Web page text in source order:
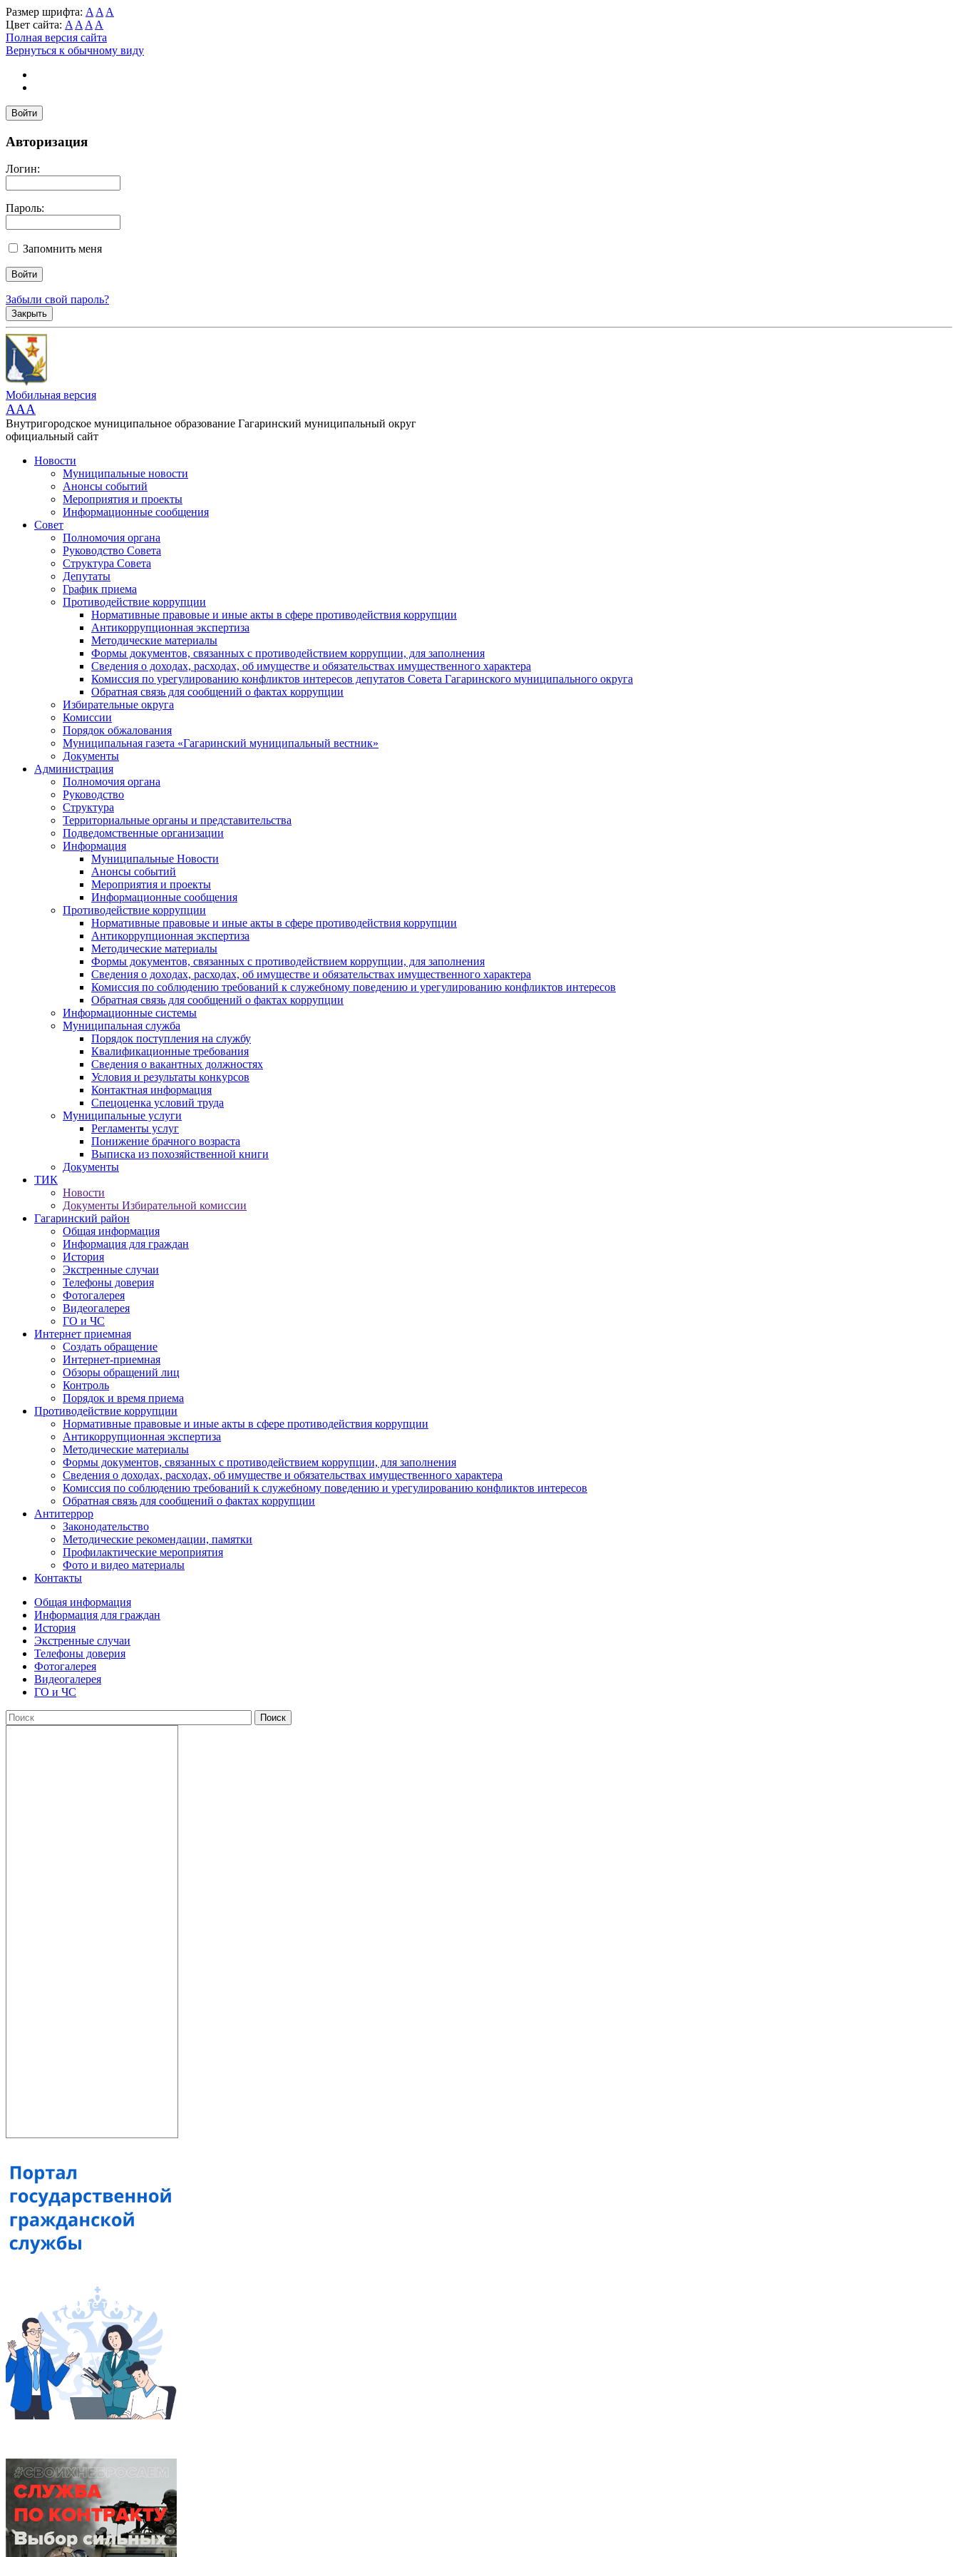
Размер шрифта: A A A
Цвет сайта: A A A A
Полная версия сайта
Вернуться к обычному виду
Войти
Авторизация
Логин:
Пароль:
Запомнить меня
Забыли свой пароль?
Закрыть
Мобильная версия
AAA
Внутригородское муниципальное образование Гагаринский муниципальный округ
официальный сайт
Новости
Муниципальные новости
Анонсы событий
Мероприятия и проекты
Информационные сообщения
Совет
Полномочия органа
Руководство Совета
Структура Совета
Депутаты
График приема
Противодействие коррупции
Нормативные правовые и иные акты в сфере противодействия коррупции
Антикоррупционная экспертиза
Методические материалы
Формы документов, связанных с противодействием коррупции, для заполнения
Сведения о доходах, расходах, об имуществе и обязательствах имущественного характера
Комиссия по урегулированию конфликтов интересов депутатов Совета Гагаринского муниципального округа
Обратная связь для сообщений о фактах коррупции
Избирательные округа
Комиссии
Порядок обжалования
Муниципальная газета «Гагаринский муниципальный вестник»
Документы
Администрация
Полномочия органа
Руководство
Структура
Территориальные органы и представительства
Подведомственные организации
Информация
Муниципальные Новости
Анонсы событий
Мероприятия и проекты
Информационные сообщения
Противодействие коррупции
Нормативные правовые и иные акты в сфере противодействия коррупции
Антикоррупционная экспертиза
Методические материалы
Формы документов, связанных с противодействием коррупции, для заполнения
Сведения о доходах, расходах, об имуществе и обязательствах имущественного характера
Комиссия по соблюдению требований к служебному поведению и урегулированию конфликтов интересов
Обратная связь для сообщений о фактах коррупции
Информационные системы
Муниципальная служба
Порядок поступления на службу
Квалификационные требования
Сведения о вакантных должностях
Условия и результаты конкурсов
Контактная информация
Спецоценка условий труда
Муниципальные услуги
Регламенты услуг
Понижение брачного возраста
Выписка из похозяйственной книги
Документы
ТИК
Новости
Документы Избирательной комиссии
Гагаринский район
Общая информация
Информация для граждан
История
Экстренные случаи
Телефоны доверия
Фотогалерея
Видеогалерея
ГО и ЧС
Интернет приемная
Создать обращение
Интернет-приемная
Обзоры обращений лиц
Контроль
Порядок и время приема
Противодействие коррупции
Нормативные правовые и иные акты в сфере противодействия коррупции
Антикоррупционная экспертиза
Методические материалы
Формы документов, связанных с противодействием коррупции, для заполнения
Сведения о доходах, расходах, об имуществе и обязательствах имущественного характера
Комиссия по соблюдению требований к служебному поведению и урегулированию конфликтов интересов
Обратная связь для сообщений о фактах коррупции
Антитеррор
Законодательство
Методические рекомендации, памятки
Профилактические мероприятия
Фото и видео материалы
Контакты
Общая информация
Информация для граждан
История
Экстренные случаи
Телефоны доверия
Фотогалерея
Видеогалерея
ГО и ЧС